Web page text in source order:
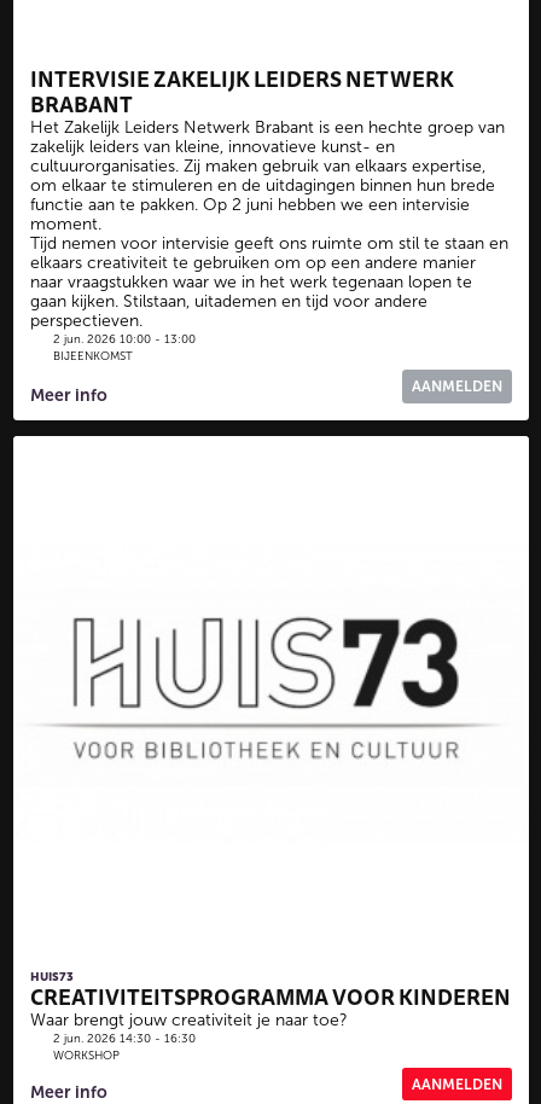
INTERVISIE ZAKELIJK LEIDERS NETWERK
BRABANT
Het Zakelijk Leiders Netwerk Brabant is een hechte groep van
zakelijk leiders van kleine, innovatieve kunst- en
cultuurorganisaties. Zij maken gebruik van elkaars expertise,
om elkaar te stimuleren en de uitdagingen binnen hun brede
functie aan te pakken. Op 2 juni hebben we een intervisie
moment.
Tijd nemen voor intervisie geeft ons ruimte om stil te staan en
elkaars creativiteit te gebruiken om op een andere manier
naar vraagstukken waar we in het werk tegenaan lopen te
gaan kijken. Stilstaan, uitademen en tijd voor andere
perspectieven.
2 jun. 2026 10:00 - 13:00
BIJEENKOMST
Meer info AANMELDEN
HUIS73
CREATIVITEITSPROGRAMMA VOOR KINDEREN
Waar brengt jouw creativiteit je naar toe?
2 jun. 2026 14:30 - 16:30
WORKSHOP
Meer info AANMELDEN